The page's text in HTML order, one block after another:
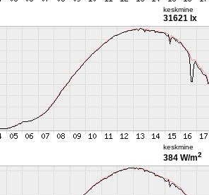
keskmine
31621 lx
keskmine
384 W/m2